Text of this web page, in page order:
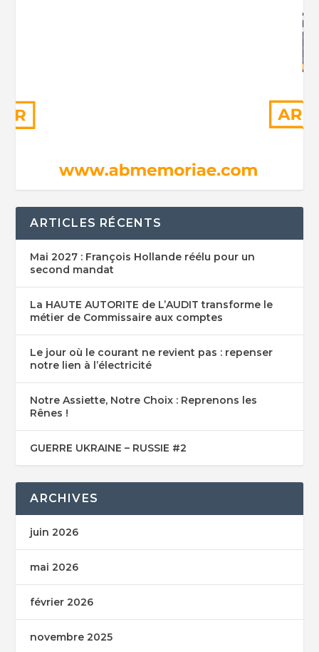
ARTICLES RÉCENTS
Mai 2027 : François Hollande réélu pour un
second mandat
La HAUTE AUTORITE de L’AUDIT transforme le
métier de Commissaire aux comptes
Le jour où le courant ne revient pas : repenser
notre lien à l’électricité
Notre Assiette, Notre Choix : Reprenons les
Rênes !
GUERRE UKRAINE – RUSSIE #2
ARCHIVES
juin 2026
mai 2026
février 2026
novembre 2025